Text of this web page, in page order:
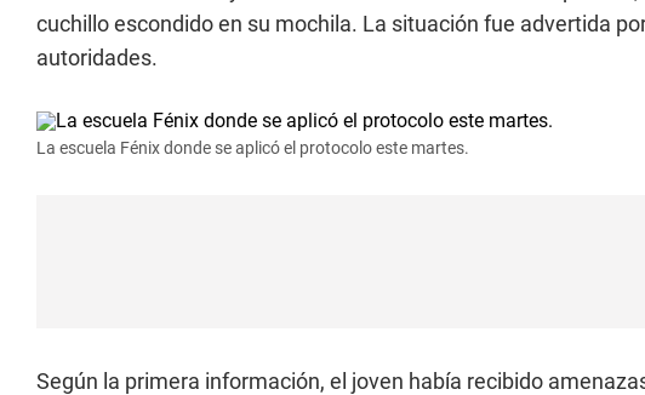
cuchillo escondido en su mochila. La situación fue advertida
autoridades.
La escuela Fénix donde se aplicó el protocolo este martes.
Según la primera información, el joven había recibido